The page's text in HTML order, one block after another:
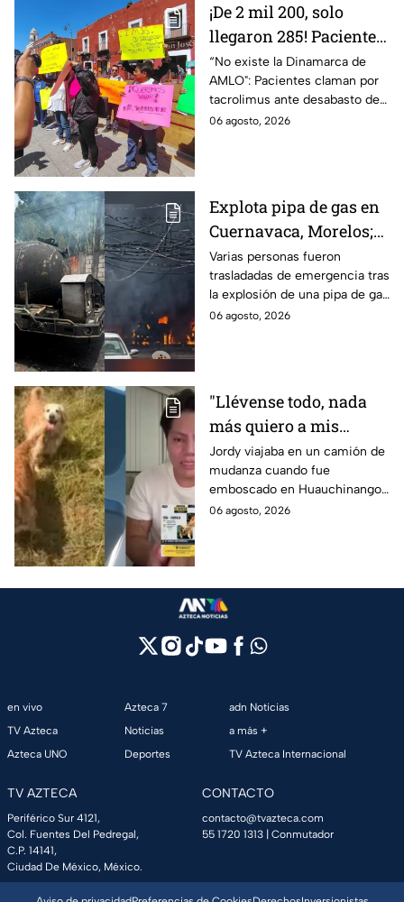
¡De 2 mil 200, solo
llegaron 285! Pacientes
claman por
medicamentos ante
desabasto en IMSS
Puebla
“No existe la Dinamarca de
AMLO": Pacientes claman por
tacrolimus ante desabasto de
medicamentos en hospital del
06 agosto, 2026
Explota pipa de gas en
Cuernavaca, Morelos;
se reportan más de 20
personas con
quemaduras
Varias personas fueron
trasladadas de emergencia tras
la explosión de una pipa de gas
cerca de la colonia Las
06 agosto, 2026
"Llévense todo, nada
más quiero a mis
perritas": Asaltan a un
joven, vacían sus
cuentas y le roban a sus
mascotas en
Jordy viajaba en un camión de
mudanza cuando fue
emboscado en Huauchinango,
Puebla, Además de quitarle
06 agosto, 2026
en vivo
TV Azteca
Azteca UNO
Azteca 7
Noticias
Deportes
adn Noticias
a más +
TV Azteca Internacional
TV AZTECA
Periférico Sur 4121,
Col. Fuentes Del Pedregal,
C.P. 14141,
Ciudad De México, México.
CONTACTO
contacto@tvazteca.com
55 1720 1313 | Conmutador